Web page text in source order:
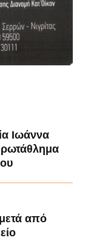
Ιωάννα
από